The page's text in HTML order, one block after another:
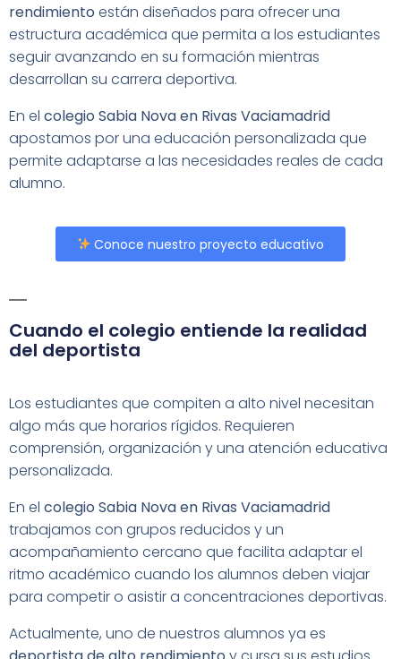
rendimiento están diseñados para ofrecer una
estructura académica que permita a los estudiantes
seguir avanzando en su formación mientras
desarrollan su carrera deportiva.
En el colegio Sabia Nova en Rivas Vaciamadrid
apostamos por una educación personalizada que
permite adaptarse a las necesidades reales de cada
alumno.
Conoce nuestro proyecto educativo
Cuando el colegio entiende la realidad
del deportista
Los estudiantes que compiten a alto nivel necesitan
algo más que horarios rígidos. Requieren
comprensión, organización y una atención educativa
personalizada.
En el colegio Sabia Nova en Rivas Vaciamadrid
trabajamos con grupos reducidos y un
acompañamiento cercano que facilita adaptar el
ritmo académico cuando los alumnos deben viajar
para competir o asistir a concentraciones deportivas.
Actualmente, uno de nuestros alumnos ya es